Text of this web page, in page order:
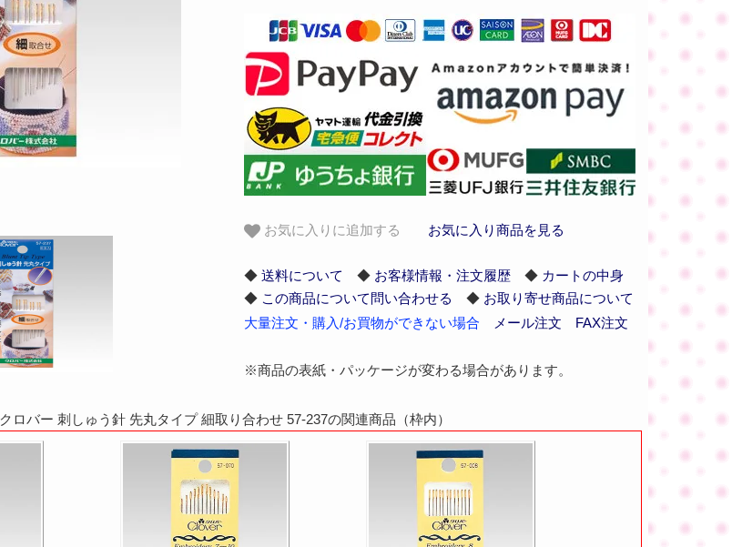
お気に入りに追加する お気に入り商品を見る
◆ 送料について ◆ お客様情報・注文履歴◆ カートの中身
◆ この商品について問い合わせる ◆ お取り寄せ商品について
大量注文・購入/お買物ができない場合
メール注文 FAX注文
※商品の表紙・パッケージが変わる場合があります。
クロバー 刺しゅう針 先丸タイプ 細取り合わせ 57-237の関連商品（枠内）